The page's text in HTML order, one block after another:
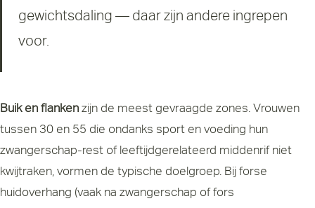
gewichtsdaling — daar zijn andere ingrepen
voor.
Buik en flanken zijn de meest gevraagde zones. Vrouwen
tussen 30 en 55 die ondanks sport en voeding hun
zwangerschap-rest of leeftijdgerelateerd middenrif niet
kwijtraken, vormen de typische doelgroep. Bij forse
huidoverhang (vaak na zwangerschap of fors